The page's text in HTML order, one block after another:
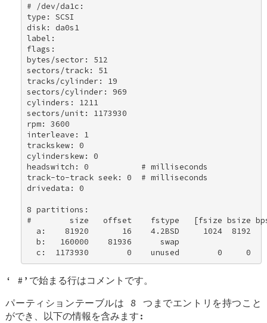
# /dev/da1c:
type: SCSI
disk: da0s1
label:
flags:
bytes/sector: 512
sectors/track: 51
tracks/cylinder: 19
sectors/cylinder: 969
cylinders: 1211
sectors/unit: 1173930
rpm: 3600
interleave: 1
trackskew: 0
cylinderskew: 0
headswitch: 0           # milliseconds
track-to-track seek: 0  # milliseconds
drivedata: 0
8 partitions:
#        size   offset    fstype   [fsize bsize
a:    81920       16    4.2BSD     1024  8192
  b:   160000    81936      swap
c:  1173930        0    unused        0     0
‘ # ’で始まる行はコメントです。
パーティションテーブルは 8 つまでエントリを持つこと
ができ、以下の情報を含みます: